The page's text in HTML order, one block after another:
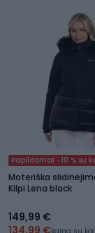
Papildomai -10 % su
Moteriška
Kilpi Lena black
149,99 €
134,99 €